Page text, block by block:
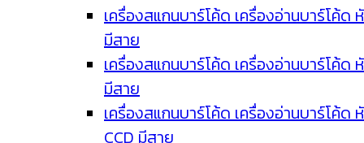
เครื่องสแกนบาร์โค้ด เครื่องอ่านบาร์โค้ด
มีสาย
เครื่องสแกนบาร์โค้ด เครื่องอ่านบาร์โค้ด
มีสาย
เครื่องสแกนบาร์โค้ด เครื่องอ่านบาร์โค้ด
CCD มีสาย